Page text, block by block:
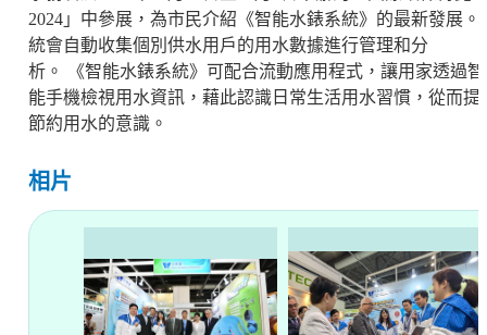
2024」中參展，為市民介紹《智能水錶系統》的最新發展。
統會自動收集個別供水用戶的用水數據進行管理和分
析。
《智能水錶系統》可配合流動應用程式，讓用家透過智
能手機檢視用水資訊，藉此認識日常生活用水習慣，從而提
節約用水的意識。
相片